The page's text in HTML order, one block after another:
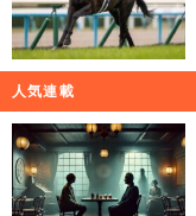
人気連載